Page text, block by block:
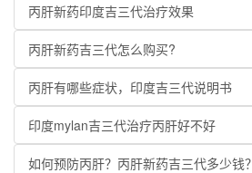
丙肝新药印度吉三代治疗效果
丙肝新药吉三代怎么购买?
丙肝有哪些症状，印度吉三代说明书
印度mylan吉三代治疗丙肝好不好
如何预防丙肝？丙肝新药吉三代多少钱？